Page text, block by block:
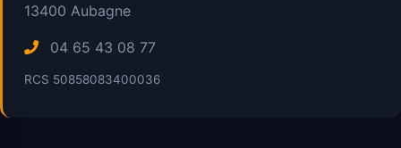
13400 Aubagne
04 65 43 08 77
RCS 50858083400036